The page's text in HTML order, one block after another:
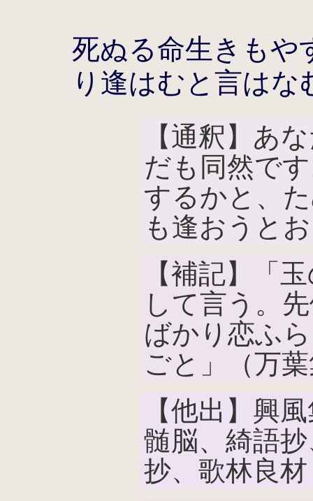
死ぬる命生きもや
り逢はむと言はな
【通釈】あ
だも同然で
するかと、
も逢おうと
【補記】「
して言う。
ばかり恋ふ
ごと」（万
【他出】興
髄脳、綺語
抄、歌林良材